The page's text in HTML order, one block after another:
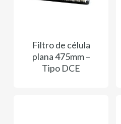
Filtro de célula
plana 475mm –
Tipo DCE